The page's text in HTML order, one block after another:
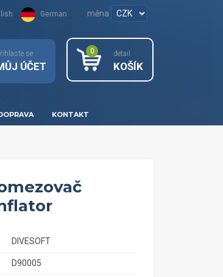
German měna
se
ÚČET
0 detail
KOŠÍK
KONTAKT
DIVESOFT
D90005